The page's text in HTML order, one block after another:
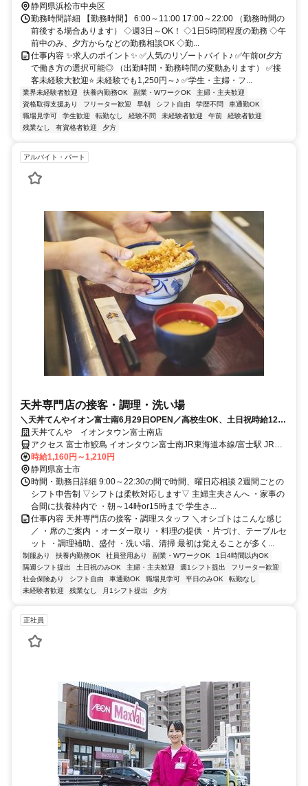
静岡県浜松市中央区
勤務時間詳細 【勤務時間】 6:00～11:00 17:00～22:00 （勤務時間の
前後する場合あります） ◇週3日～OK！ ◇1日5時間程度の勤務 ◇午
前中のみ、夕方からなどの勤務相談OK ◇勤...
仕事内容 ✨求人のポイント✨ ✅人気のリゾートバイト♪ ✅午前or夕方
で働き方の選択可能◎ （出勤時間・勤務時間の変動あります） ✅接
客未経験大歓迎⭐ 未経験でも1,250円～♪ ✅学生・主婦・フ...
業界未経験者歓迎 扶養内勤務OK 副業・WワークOK
主婦・主夫歓迎
資格取得支援あり
フリーター歓迎 早朝 シフト自由 学歴不問
車通勤OK
職場見学可
学生歓迎 転勤なし 経験不問 未経験者歓迎 午前
経験者歓迎
残業なし
有資格者歓迎 夕方
アルバイト・パート
天丼専門店の接客・調理・洗い場
＼天丼てんやイオン富士南6月29日OPEN／高校生OK、土日祝時給1210
円！シフト応相談､1日3～4hOK､週2日～OK
天丼てんや イオンタウン富士南店
アクセス 富士市鮫島 イオンタウン富士南JR東海道本線/富士駅 JR東
海道本線/吉原駅
時給1,160円～1,210円
静岡県富士市
時間・勤務日詳細 9:00～22:30の間で時間、曜日応相談 2週間ごとの
シフト申告制 ▽シフトは柔軟対応します▽ 主婦主夫さんへ ・家事の
合間に扶養枠内で ・朝～14時or15時まで 学生さ...
仕事内容 天丼専門店の接客・調理スタッフ ＼オシゴトはこんな感じ
／ ・席のご案内 ・オーダー取り ・料理の提供 ・片づけ、テーブルセ
ット ・調理補助、盛付 ・洗い場、清掃 最初は覚えることが多く...
制服あり 扶養内勤務OK 社員登用あり 副業・WワークOK
1日4時間以内OK
隔週シフト提出
土日祝のみOK 主婦・主夫歓迎 週1シフト提出
フリーター歓迎
社会保険あり
シフト自由 車通勤OK 職場見学可 平日のみOK
転勤なし
未経験者歓迎
残業なし 月1シフト提出 夕方
正社員